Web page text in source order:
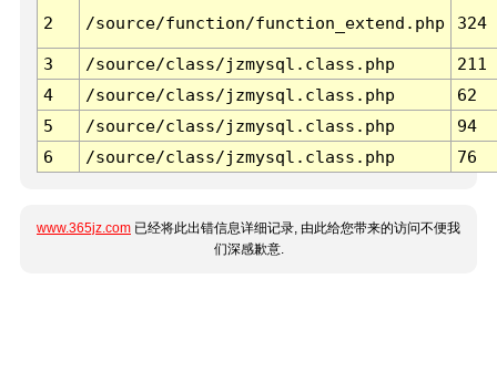
2 /source/function/function_extend.php 324
3 /source/class/jzmysql.class.php
211
4
/source/class/jzmysql.class.php
62
5
/source/class/jzmysql.class.php
94
6
/source/class/jzmysql.class.php 76
www.365jz.com 已经将此出错信息详细记录, 由此给您带来的访问不便我
们深感歉意.